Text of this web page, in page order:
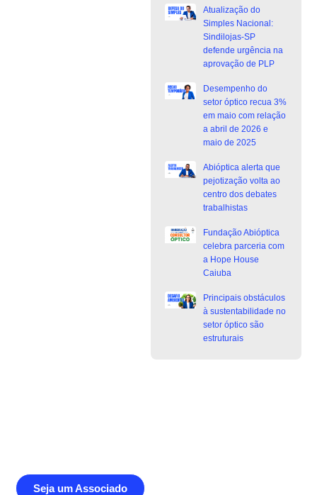
Atualização do
Simples Nacional:
Sindilojas-SP
defende urgência na
aprovação de PLP
Desempenho do
setor óptico recua 3%
em maio com relação
a abril de 2026 e
maio de 2025
Abióptica alerta que
pejotização volta ao
centro dos debates
trabalhistas
Fundação Abióptica
celebra parceria com
a Hope House
Caiuba
Principais obstáculos
à sustentabilidade no
setor óptico são
estruturais
Seja um Associado